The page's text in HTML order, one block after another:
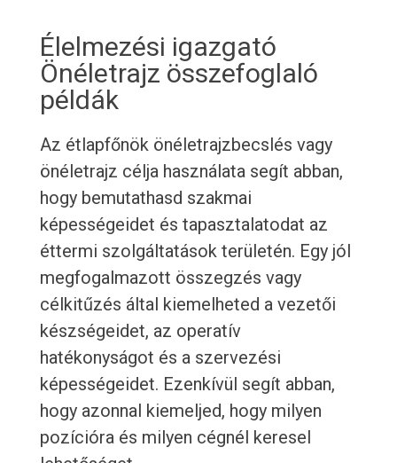
Élelmezési igazgató
Önéletrajz összefoglaló
példák
Az étlapfőnök önéletrajzbecslés vagy
önéletrajz célja használata segít abban,
hogy bemutathasd szakmai
képességeidet és tapasztalatodat az
éttermi szolgáltatások területén. Egy jól
megfogalmazott összegzés vagy
célkitűzés által kiemelheted a vezetői
készségeidet, az operatív
hatékonyságot és a szervezési
képességeidet. Ezenkívül segít abban,
hogy azonnal kiemeljed, hogy milyen
pozícióra és milyen cégnél keresel